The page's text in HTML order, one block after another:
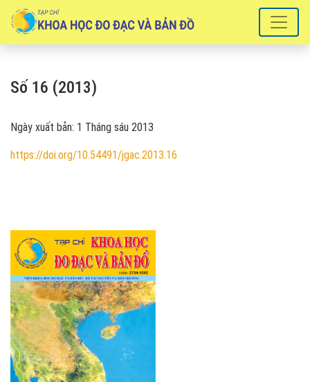
Số 16 (2013)
Số 16 (2013)
Ngày xuất bản: 1 Tháng sáu 2013
https://doi.org/10.54491/jgac.2013.16